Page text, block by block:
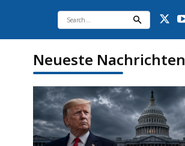
Neueste Nachrichten